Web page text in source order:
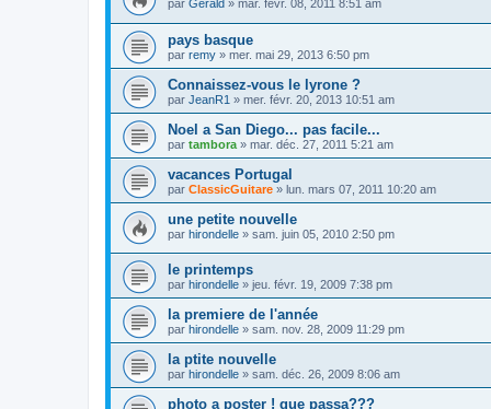
par Gérald » mar. févr. 08, 2011 8:51 am
pays basque
par remy » mer. mai 29, 2013 6:50 pm
Connaissez-vous le lyrone ?
par JeanR1 » mer. févr. 20, 2013 10:51 am
Noel a San Diego... pas facile...
par tambora » mar. déc. 27, 2011 5:21 am
vacances Portugal
par ClassicGuitare » lun. mars 07, 2011 10:20 am
une petite nouvelle
par hirondelle » sam. juin 05, 2010 2:50 pm
le printemps
par hirondelle » jeu. févr. 19, 2009 7:38 pm
la premiere de l'année
par hirondelle » sam. nov. 28, 2009 11:29 pm
la ptite nouvelle
par hirondelle » sam. déc. 26, 2009 8:06 am
photo a poster ! que passa???